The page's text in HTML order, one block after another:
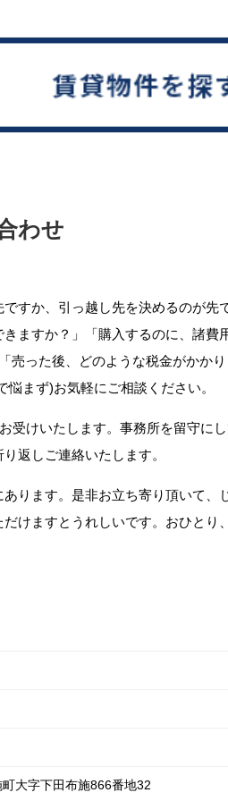
わせ
すか、引っ越し先を決めるのが先
ますか？」「購入するのに、諸費
売った後、どのような税金がかか
まず)お気軽にご相談ください。
受けいたします。事務所を留守に
返しご連絡いたします。
ります。是非お立ち寄り頂いて、
けますとうれしいです。おひとり
大字下田布施866番地32